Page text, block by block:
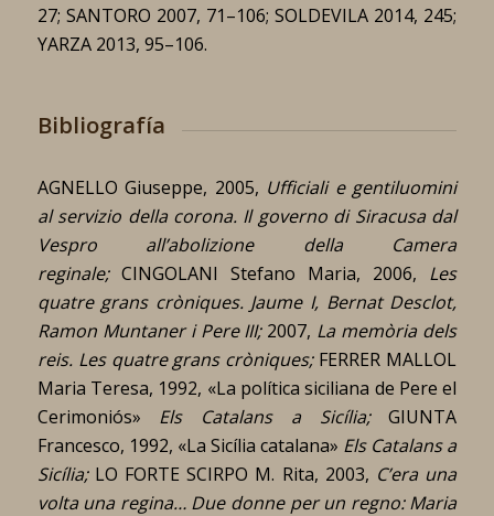
27; SANTORO 2007, 71–106; SOLDEVILA 2014, 245;
YARZA 2013, 95–106.
Bibliografía
AGNELLO Giuseppe, 2005, Ufficiali e gentiluomini
al servizio della corona. Il governo di Siracusa dal
Vespro all’abolizione della Camera
reginale;CINGOLANI Stefano Maria, 2006, Les
quatre grans cròniques. Jaume I, Bernat Desclot,
Ramon Muntaner i Pere III; 2007, La memòria dels
reis. Les quatre grans cròniques; FERRER MALLOL
Maria Teresa, 1992, «La política siciliana de Pere el
Cerimoniós» Els Catalans a Sicília;GIUNTA
Francesco, 1992, «La Sicília catalana» Els Catalans a
Sicília;LO FORTE SCIRPO M. Rita, 2003, C’era una
volta una regina… Due donne per un regno: Maria